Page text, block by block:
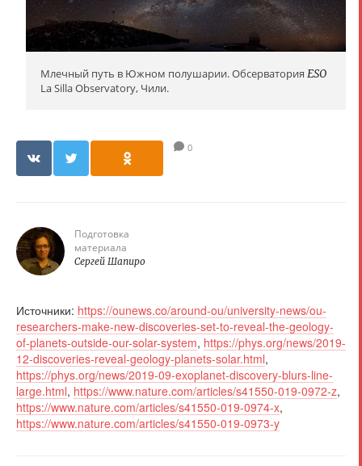
Млечный путь в Южном полушарии. Обсерватория ESO
La Silla Observatory, Чили.
0
Подготовка
материала
Сергей Шапиро
Источники: https://ounews.co/around-ou/university-news/ou-
researchers-make-new-discoveries-set-to-reveal-the-geology-
of-planets-outside-our-solar-system, https://phys.org/news/2019-
12-discoveries-reveal-geology-planets-solar.html,
https://phys.org/news/2019-09-exoplanet-discovery-blurs-line-
large.html, https://www.nature.com/articles/s41550-019-0972-z,
https://www.nature.com/articles/s41550-019-0974-x,
https://www.nature.com/articles/s41550-019-0973-y